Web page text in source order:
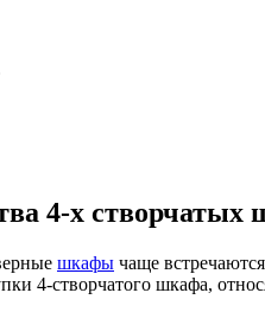
4-х створчатых
шкафы чаще
4-створчатого шкафа,